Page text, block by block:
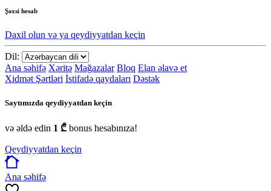
Şəxsi hesab
Daxil olun və ya qeydiyyatdan keçin
Dil:
Ana səhifə Xəritə Mağazalar Bloq Elan əlavə et
Xidmət Şərtləri İstifadə qaydaları Dəstək
Saytımızda qeydiyyatdan keçin
və əldə edin 1 ₾ bonus hesabınıza!
Qeydiyyatdan keçin
Ana səhifə